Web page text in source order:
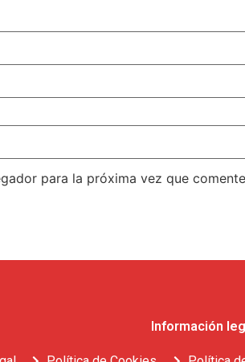
para la próxima vez que
Información